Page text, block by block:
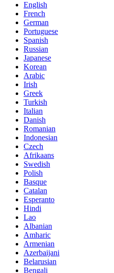
English
French
German
Portuguese
Spanish
Russian
Japanese
Korean
Arabic
Irish
Greek
Turkish
Italian
Danish
Romanian
Indonesian
Czech
Afrikaans
Swedish
Polish
Basque
Catalan
Esperanto
Hindi
Lao
Albanian
Amharic
Armenian
Azerbaijani
Belarusian
Bengali